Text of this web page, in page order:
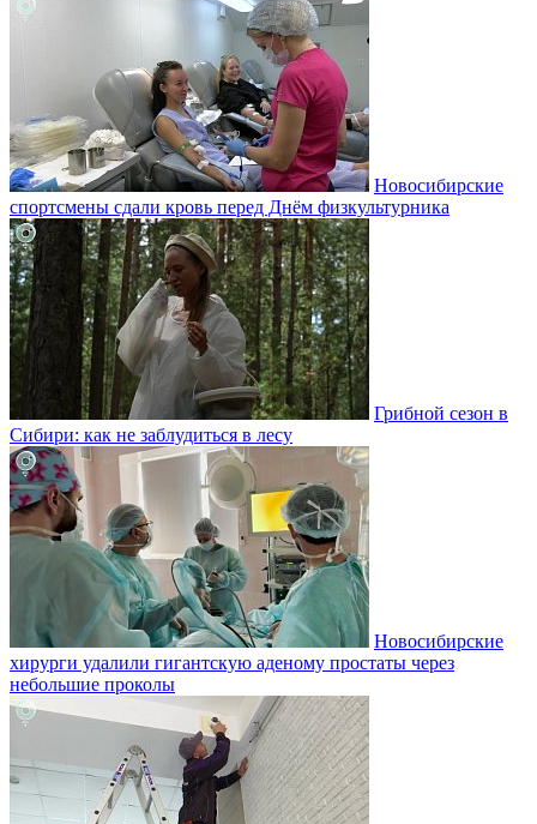
Новосибирские
спортсмены сдали кровь перед Днём физкультурника
Грибной сезон в
Сибири: как не заблудиться в лесу
Новосибирские
хирурги удалили гигантскую аденому простаты через
небольшие проколы